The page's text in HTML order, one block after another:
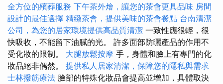
全方位的殯葬服務 下午茶外燴，讓您的茶會更具品味 房間
設計的最佳選擇 精緻茶會，提供美味的茶會餐點 台南清潔
公司，為您的居家環境提供高品質清潔 一致性應很輕，很
快吸收，不能留下油膩的光。 許多面部防曬產品的作用不
受化妝的限制。 大腿放鬆按摩 手，身體和臉上有專門的化
妝品絕非偶然。 提供私人居家清潔，保障您的隱私與需求
士林撥筋療法 臉部的特殊化妝品會提高並增加，具體取決